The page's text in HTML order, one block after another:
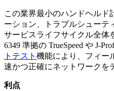
この業界最小のハンドヘルド
ーション、トラブルシューテ
サービスライフサイクル全体
6349 準拠の TrueSpeed や J-
トテスト 機能により、フィー
速かつ正確にネットワークを
利点